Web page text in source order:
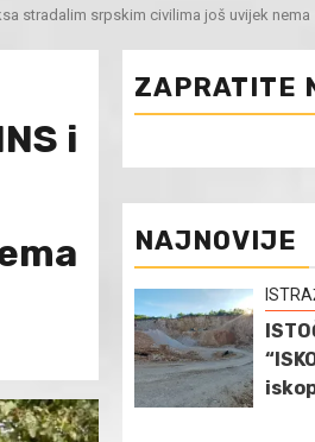
stradalim srpskim civilima još uvijek nema
i
ZAPRATITE
NAJNOVIJE